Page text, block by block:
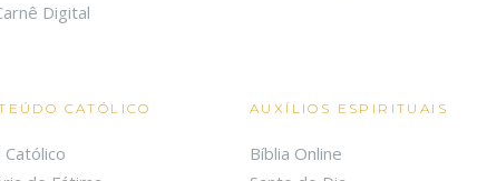
Digital
CATÓLICO
Católico
AUXÍLIOS ESPIRITUAIS
Bíblia Online